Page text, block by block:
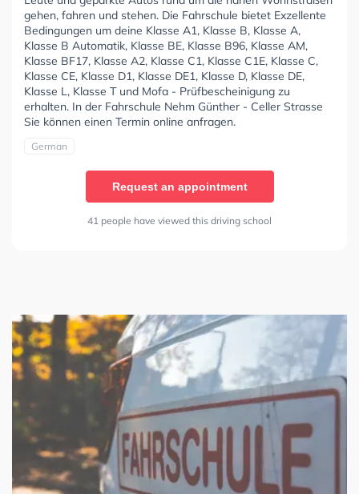
gehen, fahren und stehen. Die Fahrschule bietet Exzellente
Bedingungen um deine Klasse A1, Klasse B, Klasse A,
Klasse B Automatik, Klasse BE, Klasse B96, Klasse AM,
Klasse BF17, Klasse A2, Klasse C1, Klasse C1E, Klasse C,
Klasse CE, Klasse D1, Klasse DE1, Klasse D, Klasse DE,
Klasse L, Klasse T und Mofa - Prüfbescheinigung zu
erhalten. In der Fahrschule Nehm Günther - Celler Strasse
Sie können einen Termin online anfragen.
German
Request an appointment
41 people have viewed this driving school